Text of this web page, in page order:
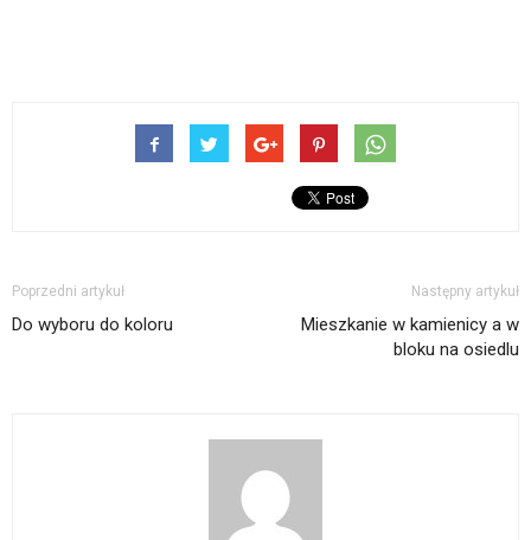
Poprzedni artykuł
Do wyboru do koloru
Następny artykuł
Mieszkanie w kamienicy a w
bloku na osiedlu